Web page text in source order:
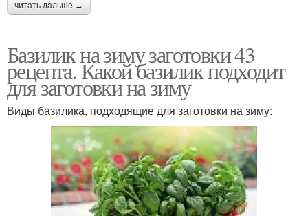
читать дальше →
Базилик на зиму заготовки 43
рецепта. Какой базилик подходит
для заготовки на зиму
Виды базилика, подходящие для заготовки на зиму: